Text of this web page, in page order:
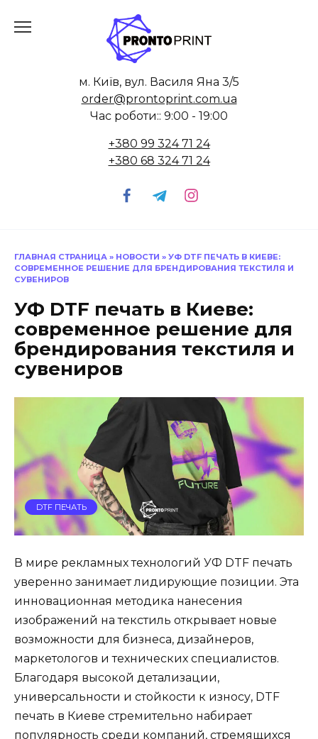
м. Київ, вул. Василя Яна 3/5
order@prontoprint.com.ua
Час роботи:: 9:00 - 19:00
+380 99 324 71 24
+380 68 324 71 24
ГЛАВНАЯ СТРАНИЦА » НОВОСТИ » УФ DTF ПЕЧАТЬ В КИЕВЕ:
СОВРЕМЕННОЕ РЕШЕНИЕ ДЛЯ БРЕНДИРОВАНИЯ ТЕКСТИЛЯ И
СУВЕНИРОВ
УФ DTF печать в Киеве:
современное решение для
брендирования текстиля и
сувениров
DTF ПЕЧАТЬ
В мире рекламных технологий УФ DTF печать
уверенно занимает лидирующие позиции. Эта
инновационная методика нанесения
изображений на текстиль открывает новые
возможности для бизнеса, дизайнеров,
маркетологов и технических специалистов.
Благодаря высокой детализации,
универсальности и стойкости к износу, DTF
печать в Киеве стремительно набирает
популярность среди компаний, стремящихся